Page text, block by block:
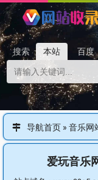
搜索 本站 百度
导航首页 » 音乐网
爱玩音乐